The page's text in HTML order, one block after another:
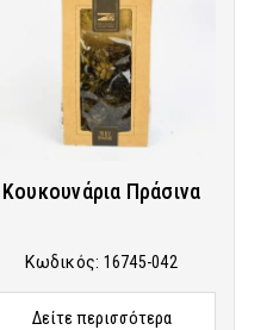
Κουκουνάρια Πράσινα
Κωδικός: 16745-042
Δείτε περισσότερα